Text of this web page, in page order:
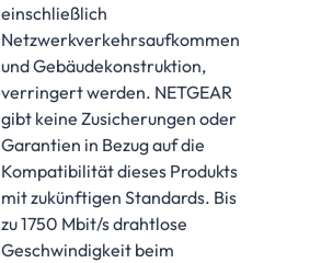
einschließlich
Netzwerkverkehrsaufkommen
und Gebäudekonstruktion,
verringert werden. NETGEAR
gibt keine Zusicherungen oder
Garantien in Bezug auf die
Kompatibilität dieses Produkts
mit zukünftigen Standards. Bis
zu 1750 Mbit/s drahtlose
Geschwindigkeit beim